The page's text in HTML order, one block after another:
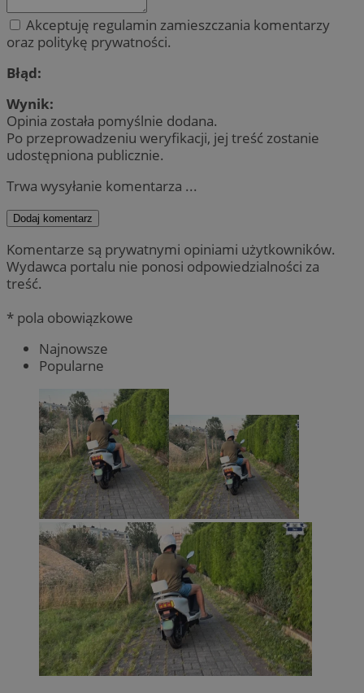
Akceptuję regulamin zamieszczania komentarzy
oraz politykę prywatności.
Błąd:
Wynik:
Opinia została pomyślnie dodana.
Po przeprowadzeniu weryfikacji, jej treść zostanie
udostępniona publicznie.
Trwa wysyłanie komentarza ...
Dodaj komentarz
Komentarze są prywatnymi opiniami użytkowników.
Wydawca portalu nie ponosi odpowiedzialności za
treść.
* pola obowiązkowe
Najnowsze
Popularne